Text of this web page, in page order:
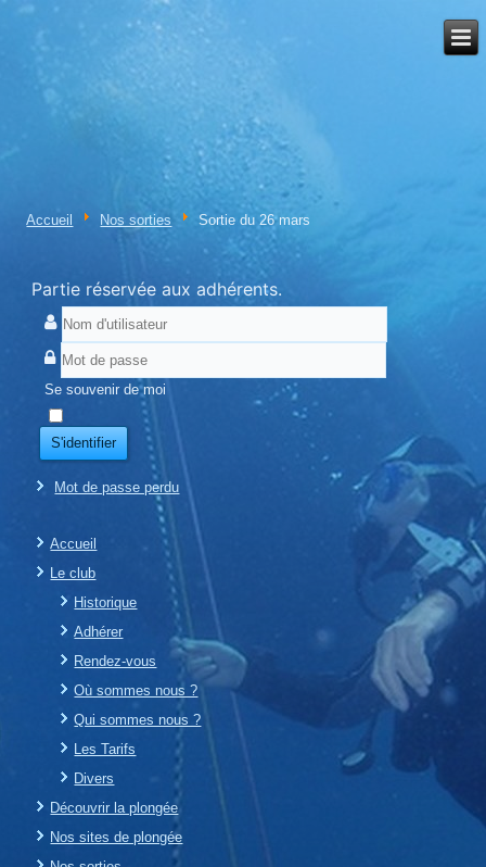
Accueil Nos sorties Sortie du 26 mars
Partie réservée aux adhérents.
Se souvenir de moi
S'identifier
Mot de passe perdu
Accueil
Le club
Historique
Adhérer
Rendez-vous
Où sommes nous ?
Qui sommes nous ?
Les Tarifs
Divers
Découvrir la plongée
Nos sites de plongée